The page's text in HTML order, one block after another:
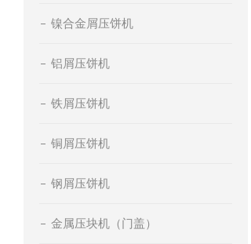
镍合金屑压饼机
铝屑压饼机
铁屑压饼机
铜屑压饼机
钢屑压饼机
金属压块机（门盖）